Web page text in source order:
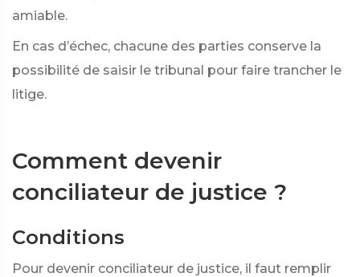
amiable.
En cas d’échec, chacune des parties conserve la
possibilité de saisir le tribunal pour faire trancher le
litige.
Comment devenir
conciliateur de justice ?
Conditions
Pour devenir conciliateur de justice, il faut remplir